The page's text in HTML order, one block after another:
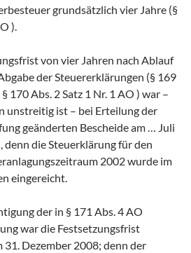
grundsätzlich vier Jahre (§
).
von vier Jahren nach Ablauf
der Steuererklärungen (§ 169
§ 170 Abs. 2 Satz 1 Nr. 1 AO ) war –
unstreitig ist – bei Erteilung der
geänderten Bescheide am … Juli
denn die Steuerklärung für den
2002 wurde im
eingereicht.
der in § 171 Abs. 4 AO
war die Festsetzungsfrist
31. Dezember 2008; denn der